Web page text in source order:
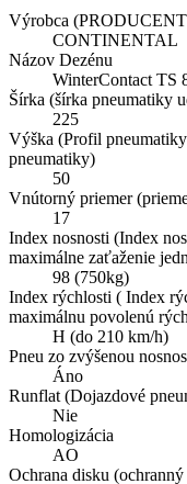
Výrobca
CONTINENTAL
Názov Dezénu
WinterContact TS
Šírka (šírka pneumatiky
225
Výška (Profil
pneumatiky)
50
Vnútorný priemer
17
Index nosnosti (Index
maximálne zaťaženie
98 (750kg)
Index rýchlosti ( Index
maximálnu povolenú
H (do 210 km/h)
Pneu zo zvýšenou
Áno
Runflat (Dojazdové
Nie
Homologizácia
AO
Ochrana disku